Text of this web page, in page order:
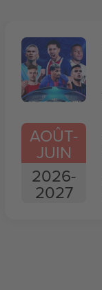
AOÛT-
JUIN
2026-
2027